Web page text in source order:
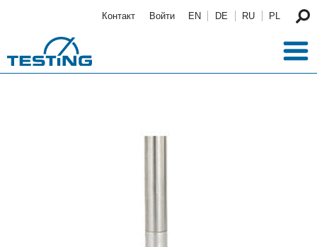
Контакт Войти EN DE RU PL